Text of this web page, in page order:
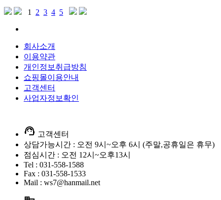
1 2 3 4 5
회사소개
이용약관
개인정보취급방침
쇼핑몰이용안내
고객센터
사업자정보확인
support_agent 고객센터
상담가능시간 : 오전 9시~오후 6시 (주말,공휴일은 휴무)
점심시간 : 오전 12시~오후13시
Tel : 031-558-1588
Fax : 031-558-1533
Mail : ws7@hanmail.net